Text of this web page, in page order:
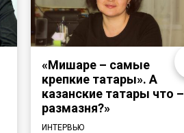
«Мишаре – самые
крепкие татары». А
казанские татары что –
размазня?»
ИНТЕРВЬЮ